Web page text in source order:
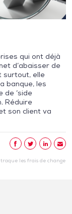
qui ont déjà
d’abaisser de
surtout, elle
banque, les
de ‘side
Réduire
son client va
les frais de change